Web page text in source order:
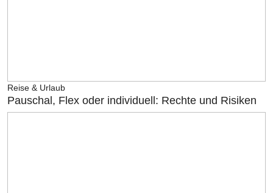
Reise & Urlaub
Pauschal, Flex oder individuell: Rechte und Risiken